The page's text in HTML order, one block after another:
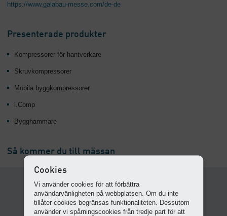
https://www.galabau-messe.com/de-de
Presenterade produkter
Kompressorer för hantverkare
Skruvkompressorer
Mobila byggkompressorer
i.Comp
Bygghammare
Så kommer du till mässan
Cookies
Vi använder cookies för att förbättra
användarvänligheten på webbplatsen. Om du inte
tillåter cookies begränsas funktionaliteten. Dessutom
använder vi spårningscookies från tredje part för att